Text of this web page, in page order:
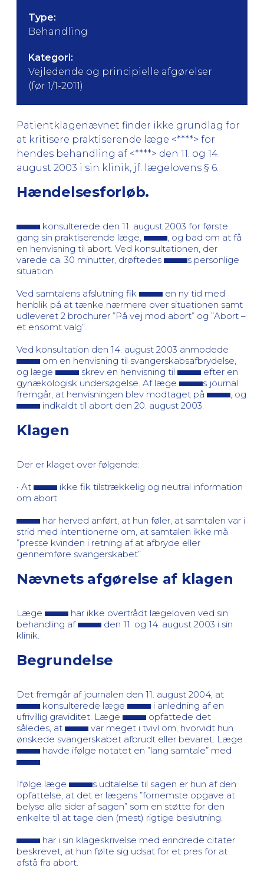
Type:
Behandling
Kategori:
Vejledende og principielle afgørelser
(før 1/1-2011)
Patientklagenævnet finder ikke grundlag for
at kritisere praktiserende læge <****> for
hendes behandling af <****> den 11. og 14.
august 2003 i sin klinik, jf. lægelovens § 6.
Hændelsesforløb.
konsulterede den 11. august 2003 for første
gang sin praktiserende læge,
, og bad om at få
en henvisning til abort. Ved konsultationen, der
varede ca. 30 minutter, drøftedes
s personlige
situation.
Ved samtalens afslutning fik
en ny tid med
henblik på at tænke nærmere over situationen samt
udleveret 2 brochurer ”På vej mod abort” og ”Abort –
et ensomt valg”.
Ved konsultation den 14. august 2003 anmodede
om en henvisning til svangerskabsafbrydelse,
og læge
skrev en henvisning til
efter en
gynækologisk undersøgelse. Af læge
s journal
fremgår, at henvisningen blev modtaget på
, og
indkaldt til abort den 20. august 2003.
Klagen
Der er klaget over følgende:
• At
ikke fik tilstrækkelig og neutral information
om abort.
har herved anført, at hun føler, at samtalen var i
strid med intentionerne om, at samtalen ikke må
”presse kvinden i retning af at afbryde eller
gennemføre svangerskabet”
Nævnets afgørelse af klagen
Læge
har ikke overtrådt lægeloven ved sin
behandling af
den 11. og 14. august 2003 i sin
klinik.
Begrundelse
Det fremgår af journalen den 11. august 2004, at
konsulterede læge
i anledning af en
ufrivillig graviditet. Læge
opfattede det
således, at
var meget i tvivl om, hvorvidt hun
ønskede svangerskabet afbrudt eller bevaret. Læge
havde ifølge notatet en ”lang samtale” med
Ifølge læge
s udtalelse til sagen er hun af den
opfattelse, at det er lægens ”fornemste opgave at
belyse alle sider af sagen” som en støtte for den
enkelte til at tage den (mest) rigtige beslutning.
har i sin klageskrivelse med erindrede citater
beskrevet, at hun følte sig udsat for et pres for at
afstå fra abort.